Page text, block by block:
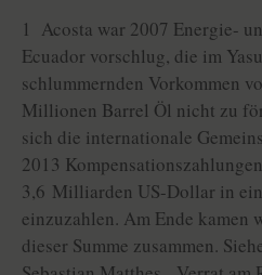
1 Acosta war 2007 Energie-
Ecuador vorschlug, die im
schlummernden Vorkommen
Millionen Barrel Öl nicht zu
sich die internationale
2013
3,6 Milliarden US-Dollar in
einzuzahlen. Am Ende kamen
dieser Summe zusammen.